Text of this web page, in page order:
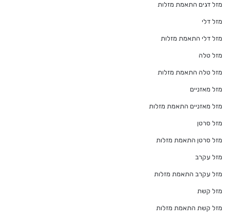
מזל דגים התאמת מזלות
מזל דלי
מזל דלי התאמת מזלות
מזל טלה
מזל טלה התאמת מזלות
מזל מאזניים
מזל מאזניים התאמת מזלות
מזל סרטן
מזל סרטן התאמת מזלות
מזל עקרב
מזל עקרב התאמת מזלות
מזל קשת
מזל קשת התאמת מזלות